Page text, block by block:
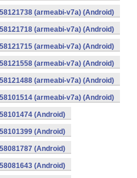
(armeabi-v7a) (Android)
(armeabi-v7a) (Android)
(armeabi-v7a) (Android)
(armeabi-v7a) (Android)
(armeabi-v7a) (Android)
(armeabi-v7a) (Android)
(Android)
(Android)
(Android)
(Android)